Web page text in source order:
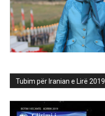
Tubim për Iranian e Lirë 2019